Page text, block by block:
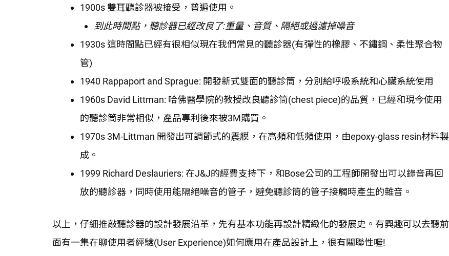
1900s 雙耳聽診器被接受，普遍使用。
到此時間點，聽診器已經改良了:重量、音質、隔絕或過濾掉噪音
1930s 這時間點已經有很相似現在我們常見的聽診器(有彈性的橡膠、不鏽鋼、柔性聚合物
管)
1940 Rappaport and Sprague: 開發新式雙面的聽診筒，分別給呼吸系統和心臟系統使用
1960s David Littman: 哈佛醫學院的教授改良聽診筒(chest piece)的品質，已經和現今使用
的聽診筒非常相似，產品專利後來被3M購買。
1970s 3M-Littman 開發出可調節式的震膜，在高頻和低頻使用，由epoxy-glass resin材料製
成。
1999 Richard Deslauriers: 在J&J的經費支持下，和Bose公司的工程師開發出可以錄音再回
放的聽診器，同時使用能隔絕噪音的管子，避免聽診筒的管子接觸時產生的雜音。
以上，仔細推敲聽診器的設計發展沿革，先有基本功能再設計精緻化的發展史。有興趣可以去聽前
面有一集在聊使用者經驗(User Experience)如何應用在產品設計上，很有關聯性喔!